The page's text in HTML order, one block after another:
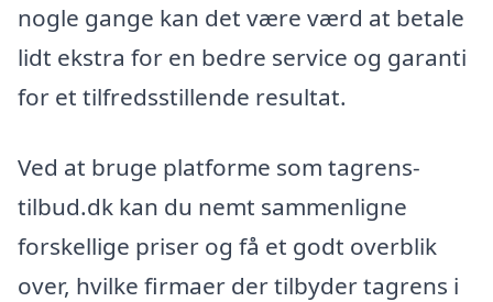
nogle gange kan det være værd at betale
lidt ekstra for en bedre service og garanti
for et tilfredsstillende resultat.
Ved at bruge platforme som tagrens-
tilbud.dk kan du nemt sammenligne
forskellige priser og få et godt overblik
over, hvilke firmaer der tilbyder tagrens i